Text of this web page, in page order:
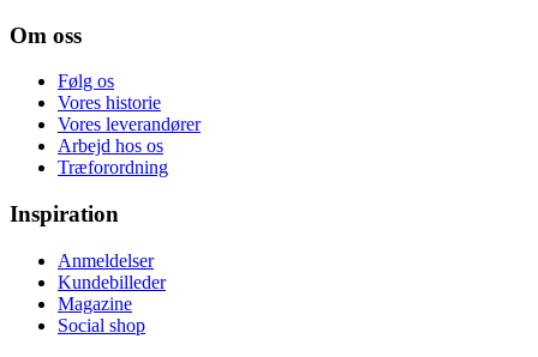
Om oss
Følg os
Vores historie
Vores leverandører
Arbejd hos os
Træforordning
Inspiration
Anmeldelser
Kundebilleder
Magazine
Social shop